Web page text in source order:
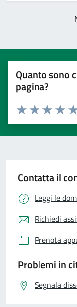
Quanto sono
pagina?
Valuta 3
Valuta 2
Valuta 1 stelle su
Contatta il
Leggi le
Richiedi
Prenota
Problemi in
Segnala